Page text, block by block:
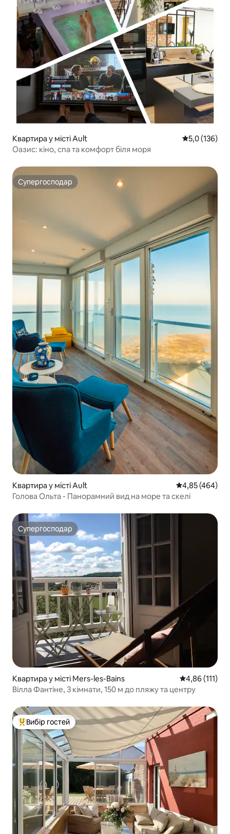
Квартира у місті Ault Середня
5,0 (136)
Оазис: кіно, спа та комфорт біля моря
Супергосподар
Супергосподар
Квартира у місті Ault Середня
4,85 (464)
Голова Ольта - Панорамний вид на море та скелі
Супергосподар
Супергосподар
Квартира у місті Mers-les-Bains Середня
4,86 (111)
Вілла Фантіне, 3 кімнати, 150 м до пляжу та центру
Топ вибір гостей
Вибір гостей